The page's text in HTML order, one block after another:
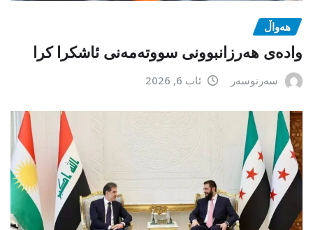
هەواڵ
وادەی هەرزانبوونی سووتەمەنی ئاشکرا کرا
سەرنوسەر ئاب 6, 2026